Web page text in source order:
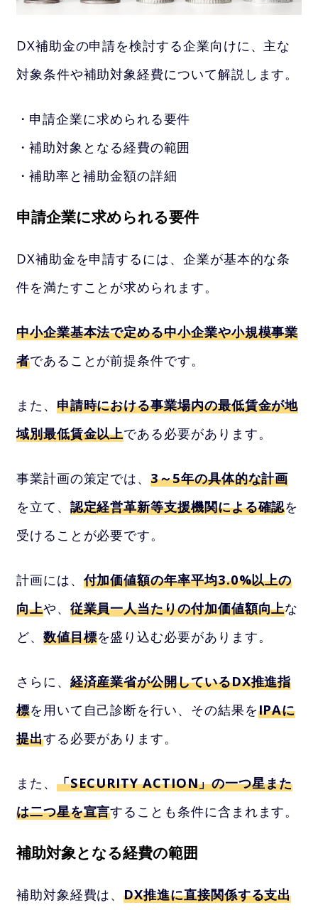
DX補助金の申請を検討する企業向けに、主な
対象条件や補助対象経費について解説します。
申請企業に求められる要件
補助対象となる経費の範囲
補助率と補助金額の詳細
申請企業に求められる要件
DX補助金を申請するには、企業が基本的な条
件を満たすことが求められます。
中小企業基本法で定める中小企業や小規模事業
者であることが前提条件です。
また、 申請時における事業場内の最低賃金が地
域別最低賃金以上である必要があります。
事業計画の策定では、3～5年の具体的な計画
を立て、 認定経営革新等支援機関による確認を
受けることが必要です。
計画には、付加価値額の年率平均3.0%以上の
向上や、 従業員一人当たりの付加価値額向上な
ど、 数値目標を盛り込む必要があります。
さらに、 経済産業省が公開しているDX推進指
標を用いて自己診断を行い、その結果をIPAに
提出する必要があります。
また、 「SECURITY ACTION」の一つ星また
は二つ星を宣言することも条件に含まれます。
補助対象となる経費の範囲
補助対象経費は、DX推進に直接関係する支出